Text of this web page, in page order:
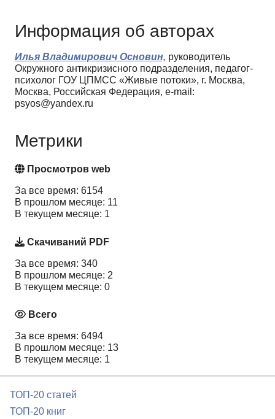
Информация об авторах
Илья Владимирович Основин, руководитель
Окружного антикризисного подразделения, педагог-
психолог ГОУ ЦПМСС «Живые потоки», г. Москва,
Москва, Российская Федерация, e-mail:
psyos@yandex.ru
Метрики
Просмотров web
За все время: 6154
В прошлом месяце: 11
В текущем месяце: 1
Скачиваний PDF
За все время: 340
В прошлом месяце: 2
В текущем месяце: 0
Всего
За все время: 6494
В прошлом месяце: 13
В текущем месяце: 1
ТОП-20 статей
ТОП-20 книг